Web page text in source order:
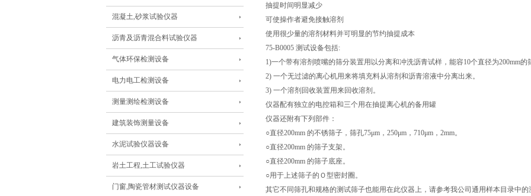
混凝土,砂浆试验仪器
沥青及沥青混合料试验仪器
气体环保检测设备
电力电工检测设备
测量测绘检测设备
建筑装饰测量设备
水泥试验仪器设备
岩土工程,土工试验仪器
门窗,陶瓷管材测试仪器设备
抽提时间明显减少
可使操作者避免接触溶剂
使用很少量的溶剂材料并可明显的节约抽提成本
75-B0005 测试设备包括:
1)一个带有溶剂喷嘴的筛分装置用以分离和冲洗沥青试样，能容10个直径为200mm的
2) 一个无过滤的离心机用来将填充料从溶剂和沥青溶液中分离出来。
3) 一个溶剂回收装置用来回收溶剂。
仪器配有独立的电控箱和三个用在抽提离心机的备用罐
仪器还附有下列部件：
○直径200mm 的不锈筛子，筛孔75μm，250μm，710μm，2mm。
○直径200mm 的筛子支架。
○直径200mm 的筛子底座。
○用于上述筛子的Ｏ型密封圈。
其它不同筛孔和规格的测试筛子也能用在此仪器上，请参考我公司通用样本目录中的